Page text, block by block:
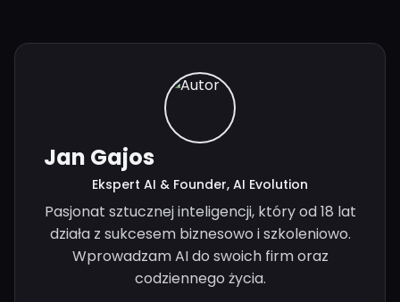
Jan Gajos
Ekspert AI & Founder, AI Evolution
Pasjonat sztucznej inteligencji, który od 18 lat
działa z sukcesem biznesowo i szkoleniowo.
Wprowadzam AI do swoich firm oraz
codziennego życia.